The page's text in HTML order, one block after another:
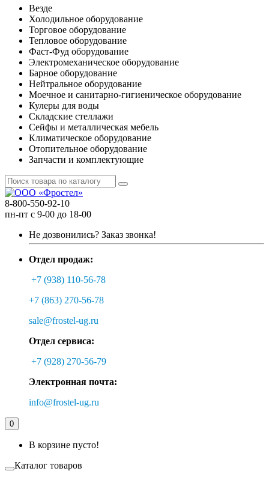
Везде
Холодильное оборудование
Торговое оборудование
Тепловое оборудование
Фаст-Фуд оборудование
Электромеханическое оборудование
Барное оборудование
Нейтральное оборудование
Моечное и санитарно-гигиеническое оборудование
Кулеры для воды
Складские стеллажи
Сейфы и металлическая мебель
Климатическое оборудование
Отопительное оборудование
Запчасти и комплектующие
8-800-550-92-10
пн-пт с 9-00 до 18-00
Не дозвонились? Заказ звонка!
Отдел продаж:
+7 (938) 110-56-78
+7 (863) 270-56-78
sale@frostel-ug.ru
Отдел сервиса:
+7 (928) 270-56-79
Электронная почта:
info@frostel-ug.ru
0
В корзине пусто!
Каталог товаров